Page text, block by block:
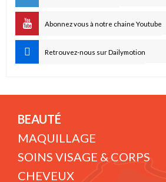
Abonnez vous à notre chaine Youtube
Retrouvez-nous sur Dailymotion
BEAUTÉ
MAQUILLAGE
SOINS VISAGE & CORPS
CHEVEUX